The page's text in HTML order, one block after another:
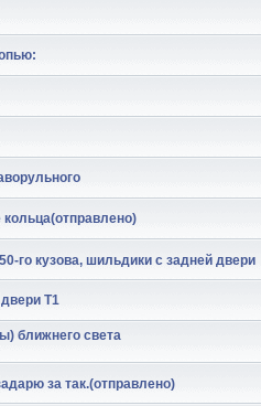
го кузова, шильдики с задней двери
Т1
ближнего света
за так.(отправлено)